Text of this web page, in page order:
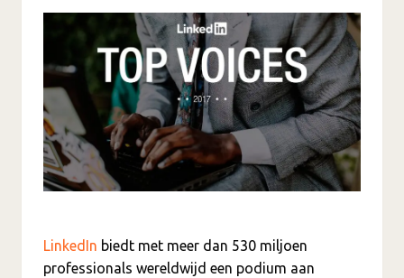
LinkedIn biedt met meer dan 530 miljoen
professionals wereldwijd een podium aan